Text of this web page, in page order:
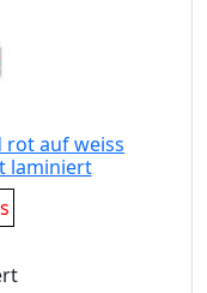
auf weiss
laminiert